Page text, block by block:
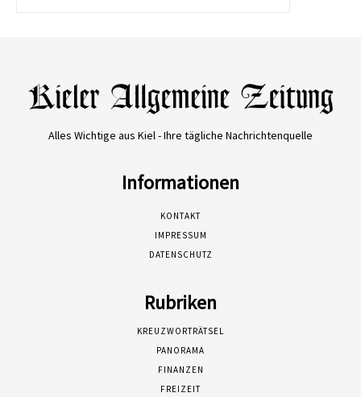
Alles Wichtige aus Kiel - Ihre tägliche Nachrichtenquelle
Informationen
KONTAKT
IMPRESSUM
DATENSCHUTZ
Rubriken
KREUZWORTRÄTSEL
PANORAMA
FINANZEN
FREIZEIT